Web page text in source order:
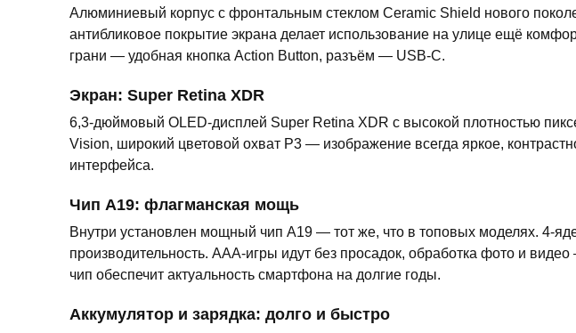
Алюминиевый корпус с фронтальным стеклом Ceramic Shield нового
антибликовое покрытие экрана делает использование на улице ещё
грани — удобная кнопка Action Button, разъём — USB-C.
Экран: Super Retina XDR
6,3-дюймовый OLED-дисплей Super Retina XDR с высокой плотностью
Vision, широкий цветовой охват P3 — изображение всегда яркое,
интерфейса.
Чип A19: флагманская мощь
Внутри установлен мощный чип A19 — тот же, что в топовых моделях. 4-
производительность. AAA-игры идут без просадок, обработка фото и
чип обеспечит актуальность смартфона на долгие годы.
Аккумулятор и зарядка: долго и быстро